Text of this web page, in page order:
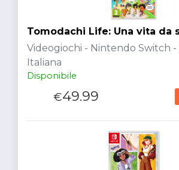
Tomodachi Life: Una vita da
Videogiochi - Nintendo Switch -
Italiana
Disponibile
€49.99